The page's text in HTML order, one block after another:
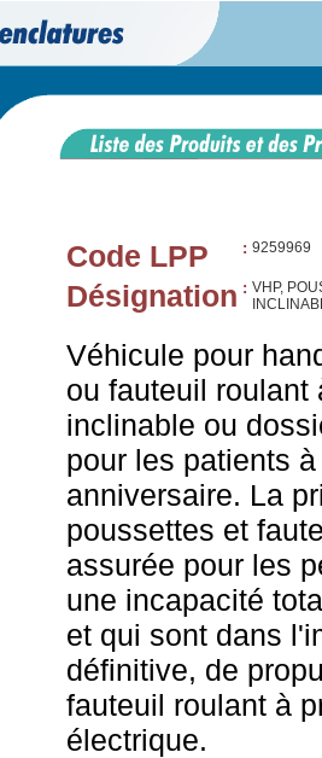
Code LPP : 9259969
Désignation : VHP,
Véhicule pour
ou fauteuil roulant
inclinable ou
pour les patients
anniversaire. La
poussettes et
assurée pour les
une incapacité
et qui sont dans
définitive, de
fauteuil roulant à
électrique.